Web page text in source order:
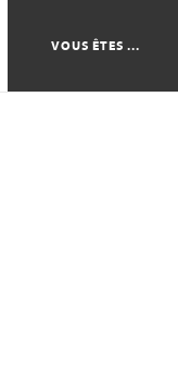
VOUS ÊTES ...